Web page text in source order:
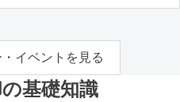
イベントを見る
基礎知識